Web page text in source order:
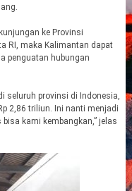
ke Provinsi
RI, maka Kalimantan dapat
penguatan hubungan
seluruh provinsi di Indonesia,
2,86 triliun. Ini nanti menjadi
kami kembangkan,” jelas